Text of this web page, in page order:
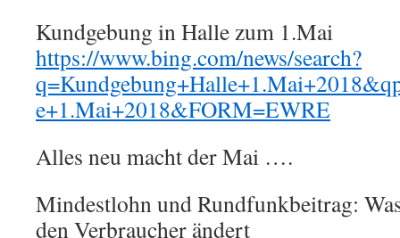
Kundgebung in Halle zum 1.Mai
https://www.bing.com/news/search?
e+1.Mai+2018&FORM=EWRE
Alles neu macht der Mai ….
Mindestlohn und Rundfunkbeitrag:
den Verbraucher ändert